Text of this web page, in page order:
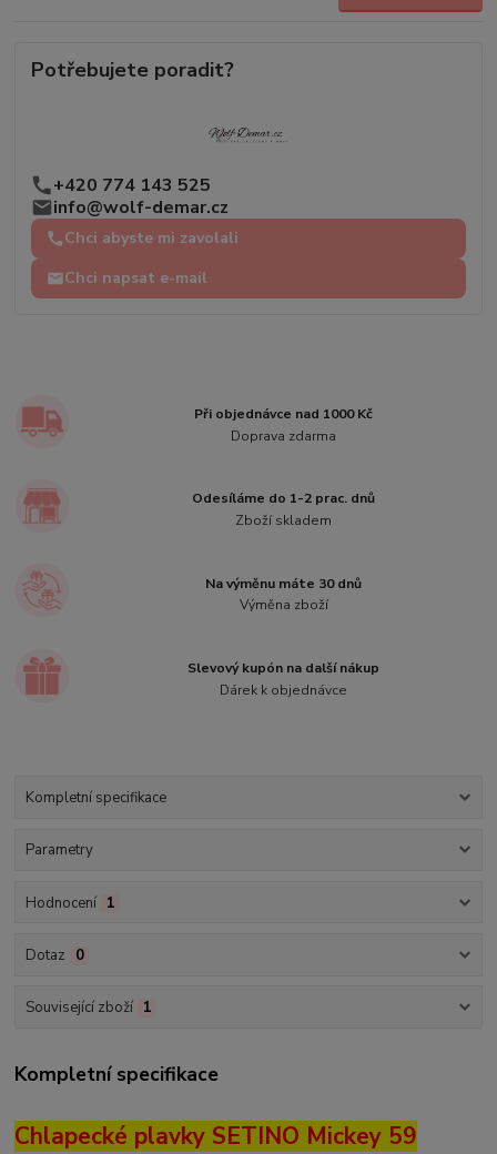
Potřebujete poradit?
+420 774 143 525
info@wolf-demar.cz
Chci abyste mi zavolali
Chci napsat e-mail
Při objednávce nad 1000 Kč
Doprava zdarma
Odesíláme do 1-2 prac. dnů
Zboží skladem
Na výměnu máte 30 dnů
Výměna zboží
Slevový kupón na další nákup
Dárek k objednávce
Kompletní specifikace
Parametry
Hodnocení 1
Dotaz 0
Související zboží 1
Kompletní specifikace
Chlapecké plavky SETINO Mickey 59